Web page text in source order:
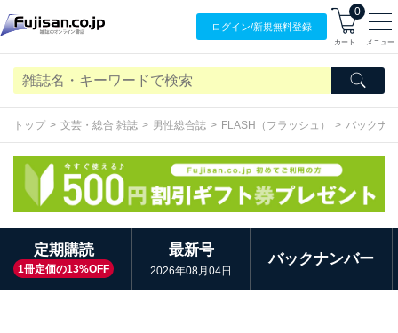
ログイン/新規無料登録
0
カート メニュー
トップ 文芸・総合 雑誌 男性総合誌 FLASH（フラッシュ） バックナ
定期購読
1冊定価の13%OFF
最新号
2026年08月04日
バックナンバー